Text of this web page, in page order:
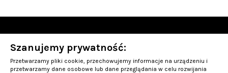
Szanujemy prywatność:
Przetwarzamy pliki cookie, przechowujemy informacje na urządzeniu i
przetwarzamy dane osobowe lub dane przeglądania w celu rozwijania
OBSŁUGA KLIENTA
INFORMACJE